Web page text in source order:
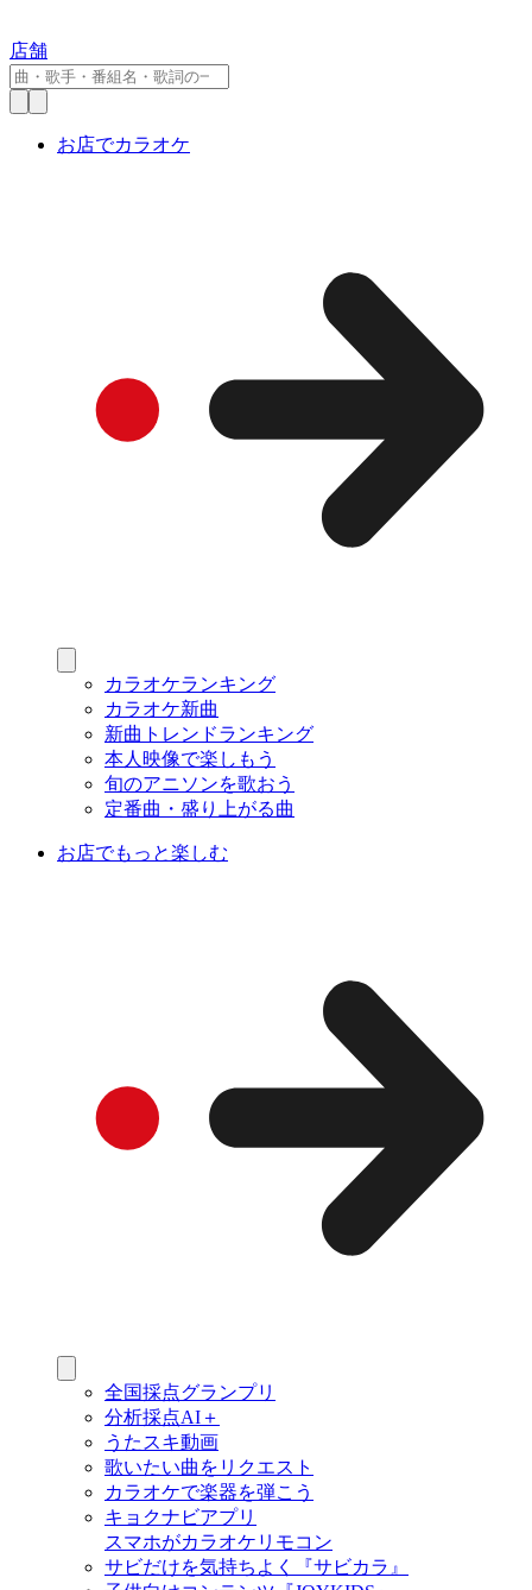
店舗
お店でカラオケ
カラオケランキング
カラオケ新曲
新曲トレンドランキング
本人映像で楽しもう
旬のアニソンを歌おう
定番曲・盛り上がる曲
お店でもっと楽しむ
全国採点グランプリ
分析採点AI＋
うたスキ動画
歌いたい曲をリクエスト
カラオケで楽器を弾こう
キョクナビアプリ
スマホがカラオケリモコン
サビだけを気持ちよく『サビカラ』